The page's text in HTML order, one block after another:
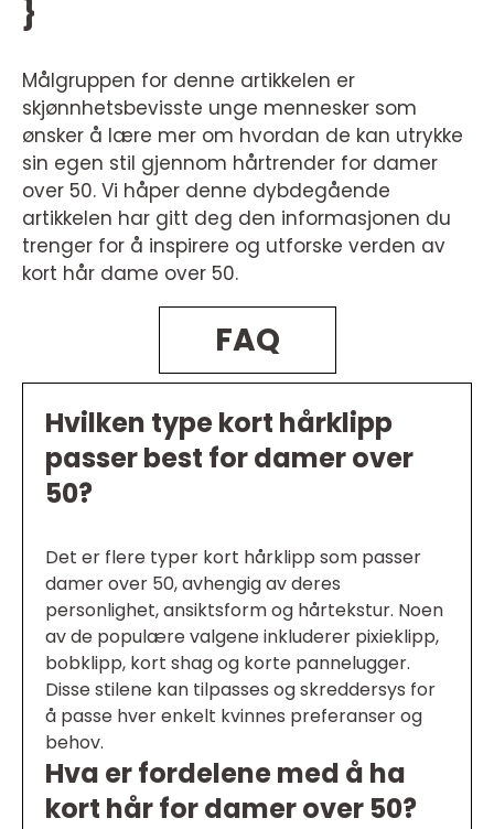
}
Målgruppen for denne artikkelen er
skjønnhetsbevisste unge mennesker som
ønsker å lære mer om hvordan de kan utrykke
sin egen stil gjennom hårtrender for damer
over 50. Vi håper denne dybdegående
artikkelen har gitt deg den informasjonen du
trenger for å inspirere og utforske verden av
kort hår dame over 50.
FAQ
Hvilken type kort hårklipp
passer best for damer over
50?
Det er flere typer kort hårklipp som passer
damer over 50, avhengig av deres
personlighet, ansiktsform og hårtekstur. Noen
av de populære valgene inkluderer pixieklipp,
bobklipp, kort shag og korte pannelugger.
Disse stilene kan tilpasses og skreddersys for
å passe hver enkelt kvinnes preferanser og
behov.
Hva er fordelene med å ha
kort hår for damer over 50?